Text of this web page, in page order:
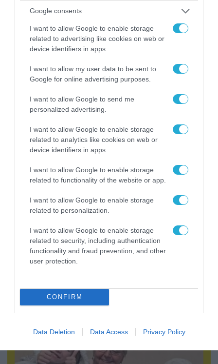
Google consents
I want to allow Google to enable storage
related to advertising like cookies on web or
device identifiers in apps.
I want to allow my user data to be sent to
Google for online advertising purposes.
I want to allow Google to send me
personalized advertising.
I want to allow Google to enable storage
related to analytics like cookies on web or
device identifiers in apps.
I want to allow Google to enable storage
related to functionality of the website or app.
I want to allow Google to enable storage
related to personalization.
I want to allow Google to enable storage
related to security, including authentication
functionality and fraud prevention, and other
user protection.
CONFIRM
Data Deletion Data Access Privacy Policy
Το Ομάν συμφώνησε ότι τα Στενά του Ορμούζ
συμφωνία
σε 42χρονη σε στάση Τραμ στην Ισπανία και
απείλησε ότι θα την κακοποιήσει!